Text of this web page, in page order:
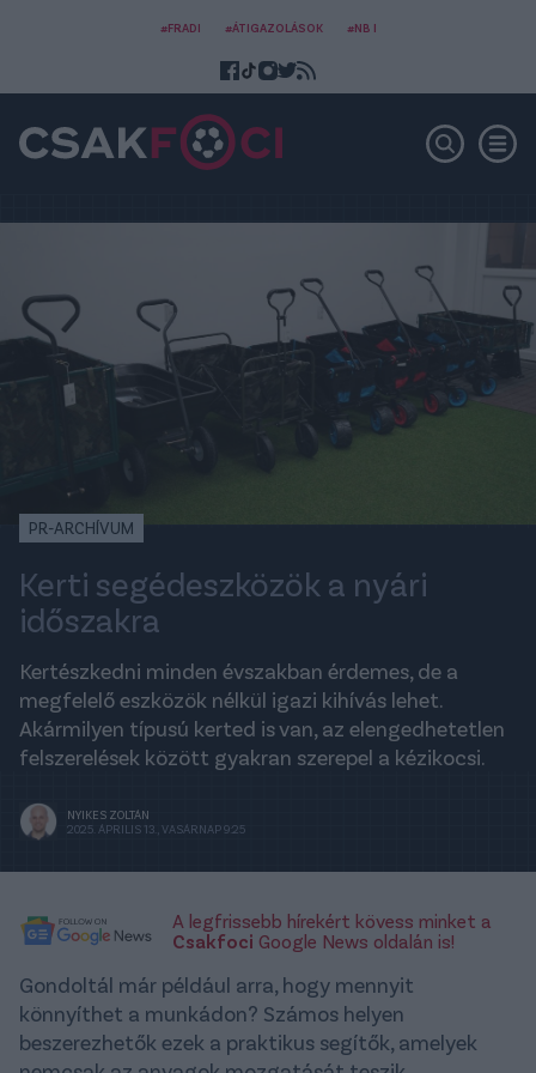
#FRADI #ÁTIGAZOLÁSOK #NB I
PR-ARCHÍVUM
Kerti segédeszközök a nyári
időszakra
Kertészkedni minden évszakban érdemes, de a
megfelelő eszközök nélkül igazi kihívás lehet.
Akármilyen típusú kerted is van, az elengedhetetlen
felszerelések között gyakran szerepel a kézikocsi.
NYIKES ZOLTÁN
2025. ÁPRILIS 13., VASÁRNAP 9:25
A legfrissebb hírekért kövess minket a
Csakfoci Google News oldalán is!
Gondoltál már például arra, hogy mennyit
könnyíthet a munkádon? Számos helyen
beszerezhetők ezek a praktikus segítők, amelyek